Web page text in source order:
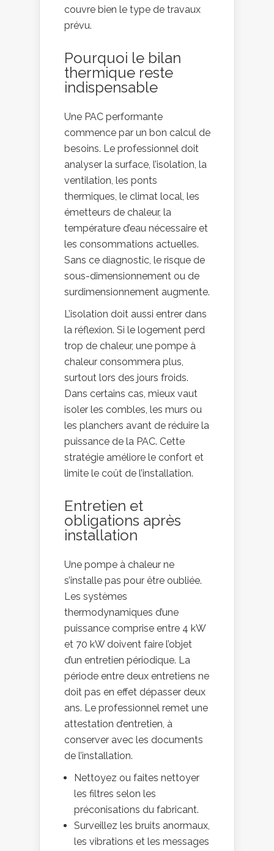
couvre bien le type de travaux
prévu.
Pourquoi le bilan
thermique reste
indispensable
Une PAC performante
commence par un bon calcul de
besoins. Le professionnel doit
analyser la surface, l’isolation, la
ventilation, les ponts
thermiques, le climat local, les
émetteurs de chaleur, la
température d’eau nécessaire et
les consommations actuelles.
Sans ce diagnostic, le risque de
sous-dimensionnement ou de
surdimensionnement augmente.
L’isolation doit aussi entrer dans
la réflexion. Si le logement perd
trop de chaleur, une pompe à
chaleur consommera plus,
surtout lors des jours froids.
Dans certains cas, mieux vaut
isoler les combles, les murs ou
les planchers avant de réduire la
puissance de la PAC. Cette
stratégie améliore le confort et
limite le coût de l’installation.
Entretien et
obligations après
installation
Une pompe à chaleur ne
s’installe pas pour être oubliée.
Les systèmes
thermodynamiques d’une
puissance comprise entre 4 kW
et 70 kW doivent faire l’objet
d’un entretien périodique. La
période entre deux entretiens ne
doit pas en effet dépasser deux
ans. Le professionnel remet une
attestation d’entretien, à
conserver avec les documents
de l’installation.
Nettoyez ou faites nettoyer
les filtres selon les
préconisations du fabricant.
Surveillez les bruits anormaux,
les vibrations et les messages